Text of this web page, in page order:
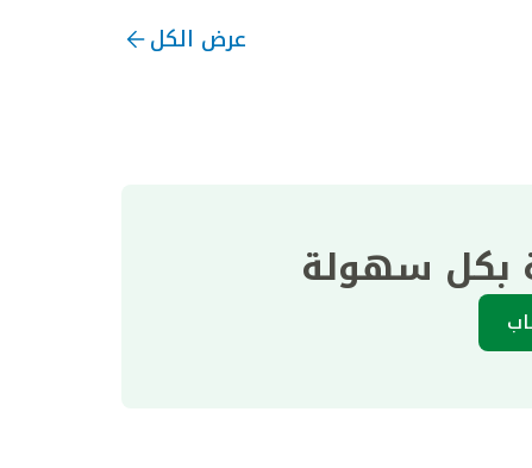
عرض الكل
بكل سهولة